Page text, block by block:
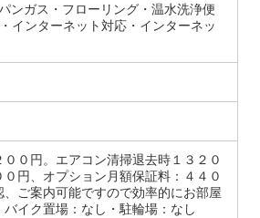
ンガス・フローリング・温水洗浄便
インターネット対応・インターネッ
０円。エアコン清掃退去時１３２０
円、オプション月額保証料：４４０
ご案内可能ですので効率的にお部屋
イク置場：なし・駐輪場：なし